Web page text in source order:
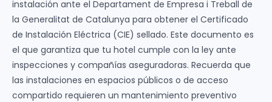
instalación ante el Departament de Empresa i Treball de
la Generalitat de Catalunya para obtener el Certificado
de Instalación Eléctrica (CIE) sellado. Este documento es
el que garantiza que tu hotel cumple con la ley ante
inspecciones y compañías aseguradoras. Recuerda que
las instalaciones en espacios públicos o de acceso
compartido requieren un mantenimiento preventivo